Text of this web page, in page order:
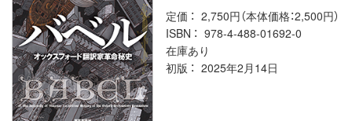
定価
2,750円（本体価格：2,500円）
ISBN
978-4-488-01692-0
在庫あり
初版
2025年2月14日